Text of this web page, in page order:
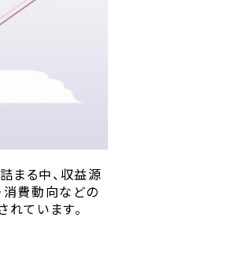
まる中、収益源
消費動向などの
ています。